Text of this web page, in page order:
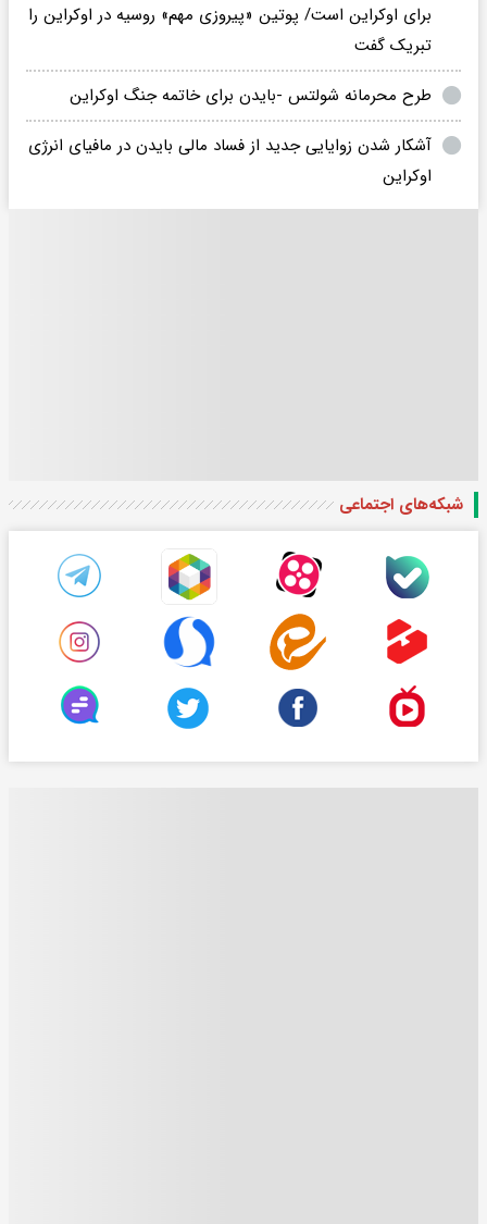
برای اوکراین است/ پوتین «پیروزی مهم» روسیه در اوکراین را
تبریک گفت
طرح محرمانه شولتس -بایدن برای خاتمه جنگ اوکراین
آشکار شدن زوایایی جدید از فساد مالی بایدن در مافیای انرژی
اوکراین
شبکه‌های اجتماعی